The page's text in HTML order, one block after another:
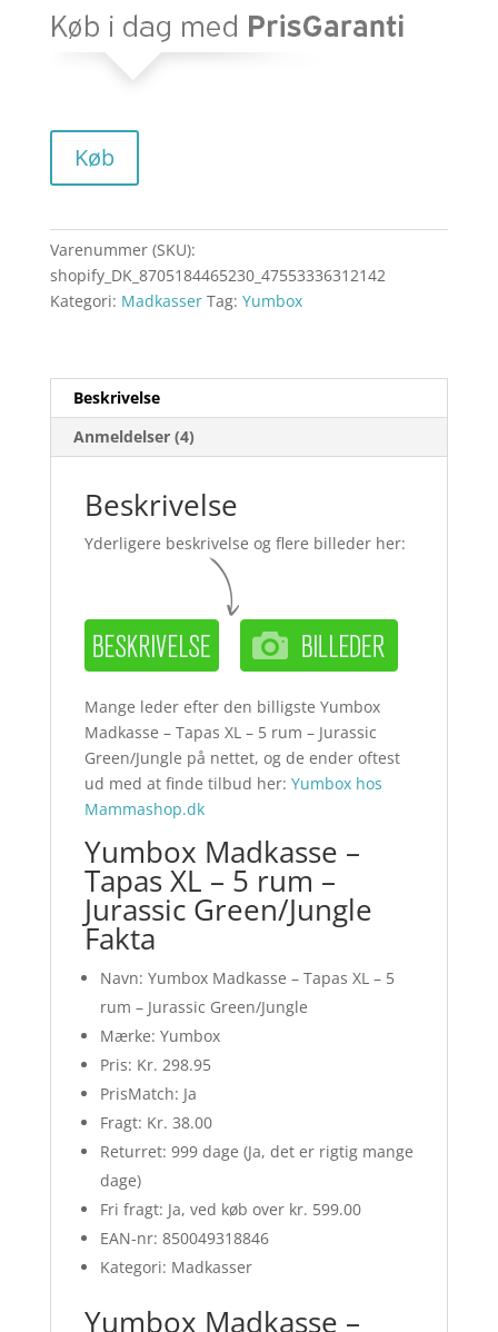
Køb
Varenummer (SKU):
shopify_DK_8705184465230_47553336312142
Kategori: Madkasser Tag: Yumbox
Beskrivelse
Anmeldelser (4)
Beskrivelse
Yderligere beskrivelse og flere billeder her:
Mange leder efter den billigste Yumbox
Madkasse – Tapas XL – 5 rum – Jurassic
Green/Jungle på nettet, og de ender oftest
ud med at finde tilbud her: Yumbox hos
Mammashop.dk
Yumbox Madkasse –
Tapas XL – 5 rum –
Jurassic Green/Jungle
Fakta
Navn: Yumbox Madkasse – Tapas XL – 5
rum – Jurassic Green/Jungle
Mærke: Yumbox
Pris: Kr. 298.95
PrisMatch: Ja
Fragt: Kr. 38.00
Returret: 999 dage (Ja, det er rigtig mange
dage)
Fri fragt: Ja, ved køb over kr. 599.00
EAN-nr: 850049318846
Kategori: Madkasser
Yumbox Madkasse –